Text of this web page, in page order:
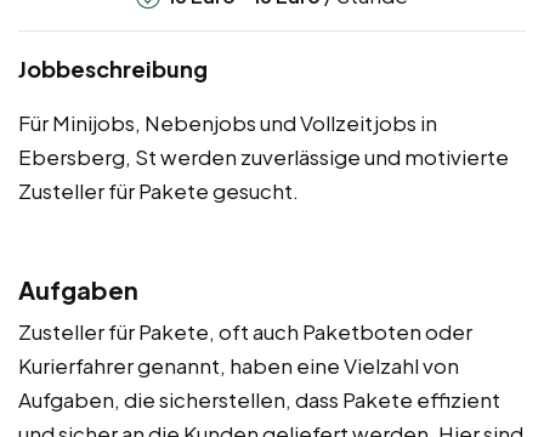
Jobbeschreibung
Für Minijobs, Nebenjobs und Vollzeitjobs in
Ebersberg, St werden zuverlässige und motivierte
Zusteller für Pakete gesucht.
Aufgaben
Zusteller für Pakete, oft auch Paketboten oder
Kurierfahrer genannt, haben eine Vielzahl von
Aufgaben, die sicherstellen, dass Pakete effizient